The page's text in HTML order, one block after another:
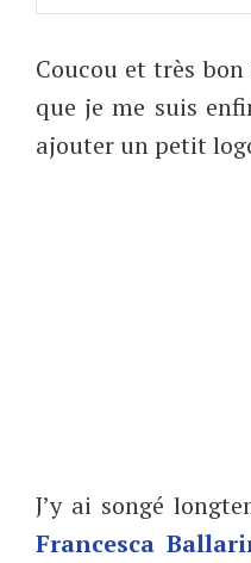
Coucou et très
que je me suis
ajouter un petit
J’y ai songé
Francesca